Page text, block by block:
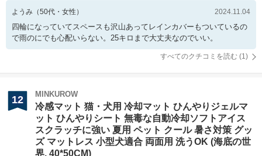
ようみ （50代・ 女性 ） 2024.11.04
四輪になっていてスペースも沢山あってレインカバーもついているの
で雨のにでも心配いらない。25キロまで大丈夫なのでいい。
すべてのクチコミを読む (1)
12 MINKUROW
冷感マット 猫・犬用 冷却マット ひんやりジェルマ
ット ひんやりシート 無毒な自動冷却ソフトアイス
スクラッチに強い 夏用 ペット クール 暑さ対策 グッ
ズ マットレス 小型犬適合 両面用 洗うOK (海底の世
界, 40*50CM)